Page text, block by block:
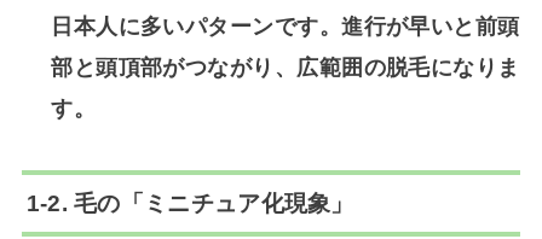
日本人に多いパターンです。進行が早いと前頭
部と頭頂部がつながり、広範囲の脱毛になりま
す。
1-2. 毛の「ミニチュア化現象」